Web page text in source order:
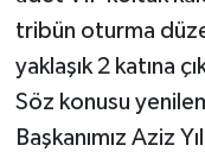
tribün oturma
yaklaşık 2 katına
Söz konusu
Başkanımız Aziz